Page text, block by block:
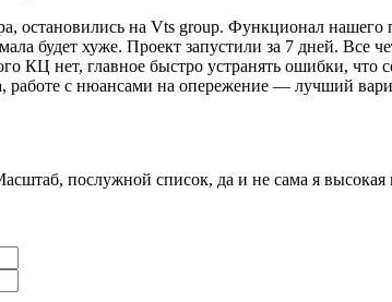
остановились на Vts group. Функционал
будет хуже. Проект запустили за 7 дней.
КЦ нет, главное быстро устранять ошибки,
работе с нюансами на опережение — лучший
послужной список, да и не сама я высокая